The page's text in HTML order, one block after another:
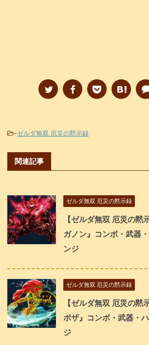
-ゼルダ無双 厄災の黙示録
関連記事
ゼルダ無双 厄災の黙示録
【ゼルダ無双 厄災の黙
ガノン』コンボ・武器
ンジ
ゼルダ無双 厄災の黙示録
【ゼルダ無双 厄災の黙
ボザ』コンボ・武器・
ジ